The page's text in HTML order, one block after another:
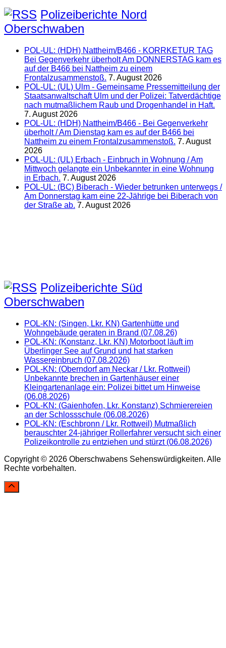
Polizeiberichte Nord
Oberschwaben
POL-UL: (HDH) Nattheim/B466 - KORRKETUR TAG
Bei Gegenverkehr überholt Am DONNERSTAG kam es
auf der B466 bei Nattheim zu einem
Frontalzusammenstoß. 7. August 2026
POL-UL: (UL) Ulm - Gemeinsame Pressemitteilung der
Staatsanwaltschaft Ulm und der Polizei: Tatverdächtige
nach mutmaßlichem Raub und Drogenhandel in Haft.
7. August 2026
POL-UL: (HDH) Nattheim/B466 - Bei Gegenverkehr
überholt / Am Dienstag kam es auf der B466 bei
Nattheim zu einem Frontalzusammenstoß. 7. August
2026
POL-UL: (UL) Erbach - Einbruch in Wohnung / Am
Mittwoch gelangte ein Unbekannter in eine Wohnung
in Erbach. 7. August 2026
POL-UL: (BC) Biberach - Wieder betrunken unterwegs /
Am Donnerstag kam eine 22-Jährige bei Biberach von
der Straße ab. 7. August 2026
Polizeiberichte Süd
Oberschwaben
POL-KN: (Singen, Lkr. KN) Gartenhütte und
Wohngebäude geraten in Brand (07.08.26)
POL-KN: (Konstanz, Lkr. KN) Motorboot läuft im
Überlinger See auf Grund und hat starken
Wassereinbruch (07.08.2026)
POL-KN: (Oberndorf am Neckar / Lkr. Rottweil)
Unbekannte brechen in Gartenhäuser einer
Kleingartenanlage ein: Polizei bittet um Hinweise
(06.08.2026)
POL-KN: (Gaienhofen, Lkr. Konstanz) Schmierereien
an der Schlossschule (06.08.2026)
POL-KN: (Eschbronn / Lkr. Rottweil) Mutmaßlich
berauschter 24-jähriger Rollerfahrer versucht sich einer
Polizeikontrolle zu entziehen und stürzt (06.08.2026)
Copyright © 2026 Oberschwabens Sehenswürdigkeiten. Alle
Rechte vorbehalten.